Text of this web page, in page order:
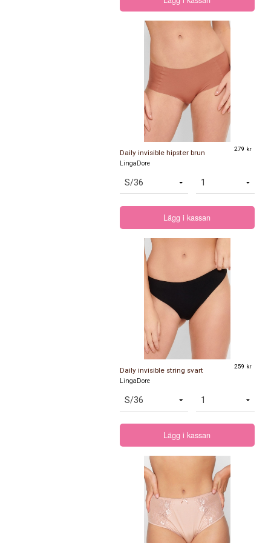
Daily invisible hipster brun 279 kr
LingaDore
Lägg i kassan
Daily invisible string svart 259 kr
LingaDore
Lägg i kassan